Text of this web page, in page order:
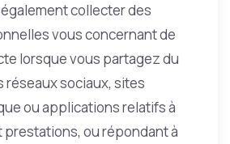
collecter des
vous concernant de
lorsque vous partagez du
réseaux sociaux, sites
ou applications relatifs à
ou répondant à